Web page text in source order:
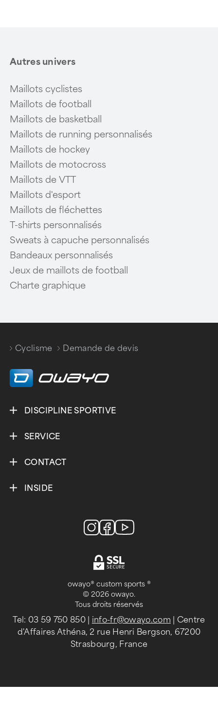
Autres univers
Maillots cyclistes
Maillots de football
Maillots de basketball
Maillots de running personnalisés
Maillots de hockey
Maillots de motocross
Maillots de VTT
Maillots d'esport
Maillots de fléchettes
T-shirts personnalisés
Sweats à capuche personnalisés
Bandeaux personnalisés
Jeux de maillots de football
Charte graphique
Cyclisme
Demande de devis
DISCIPLINE SPORTIVE
SERVICE
CONTACT
INSIDE
owayo® custom sports ®
© 2026 owayo.
Tous droits réservés
Tel: 03 59 750 850| info-fr@owayo.com | Centre
d'Affaires Athéna, 2 rue Henri Bergson, 67200
Strasbourg, France